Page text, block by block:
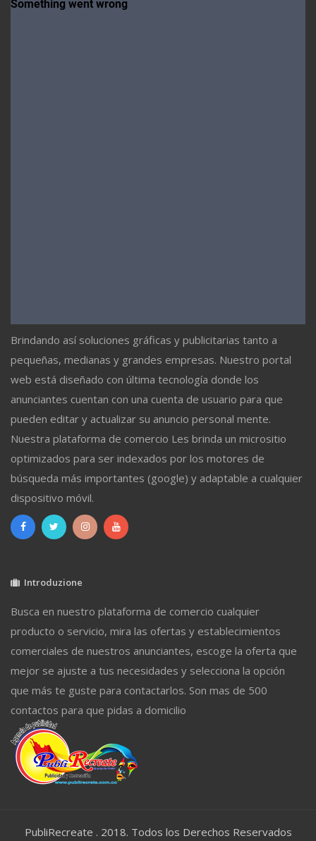
Brindando así soluciones gráficas y publicitarias tanto a
pequeñas, medianas y grandes empresas. Nuestro portal
web está diseñado con última tecnología donde los
anunciantes cuentan con una cuenta de usuario para que
pueden editar y actualizar su anuncio personal mente.
Nuestra plataforma de comercio Les brinda un micrositio
optimizados para ser indexados por los motores de
búsqueda más importantes (google) y adaptable a cualquier
dispositivo móvil.
Introduzione
Busca en nuestro plataforma de comercio cualquier
producto o servicio, mira las ofertas y establecimientos
comerciales de nuestros anunciantes, escoge la oferta que
mejor se ajuste a tus necesidades y selecciona la opción
que más te guste para contactarlos. Son mas de 500
contactos para que pidas a domicilio
PubliRecreate . 2018. Todos los Derechos Reservados